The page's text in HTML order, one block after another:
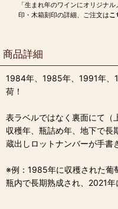
「生まれ年のワインにオリジナ
印・木箱刻印の詳細、ご注文はこ
商品詳細
1984年、1985年、1991年、
荷！
表ラベルではなく裏面にて（
収穫年、瓶詰め年、地下で長
蔵出しロットナンバーが手書
※例：1985年に収穫された葡
瓶内で長期熟成され、2021年